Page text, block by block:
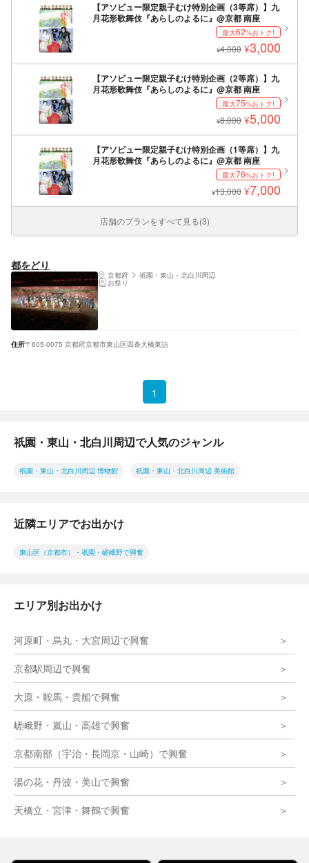
【アソビュー限定親子むけ特別企画（3等席）】九
月花形歌舞伎『あらしのよるに』@京都 南座
最大62%おトク!
¥4,000 ¥3,000
【アソビュー限定親子むけ特別企画（2等席）】九
月花形歌舞伎『あらしのよるに』@京都 南座
最大75%おトク!
¥8,000 ¥5,000
【アソビュー限定親子むけ特別企画（1等席）】九
月花形歌舞伎『あらしのよるに』@京都 南座
最大76%おトク!
¥13,000 ¥7,000
店舗のプランをすべて見る(3)
都をどり
京都府 祇園・東山・北白川周辺
お祭り
住所〒605-0075 京都府京都市東山区四条大橋東詰
1
祇園・東山・北白川周辺で人気のジャンル
祇園・東山・北白川周辺 博物館 祇園・東山・北白川周辺 美術館
近隣エリアでお出かけ
東山区（京都市）・祇園・嵯峨野で興奮
エリア別お出かけ
河原町・烏丸・大宮周辺で興奮
京都駅周辺で興奮
大原・鞍馬・貴船で興奮
嵯峨野・嵐山・高雄で興奮
京都南部（宇治・長岡京・山崎）で興奮
湯の花・丹波・美山で興奮
天橋立・宮津・舞鶴で興奮